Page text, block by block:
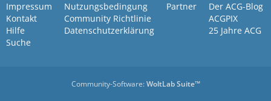
Impressum
Kontakt
Hilfe
Suche
Nutzungsbedingung
Community Richtlinie
Datenschutzerklärung
Partner
Der ACG-Blog
ACGPIX
25 Jahre ACG
Community-Software:WoltLab Suite™